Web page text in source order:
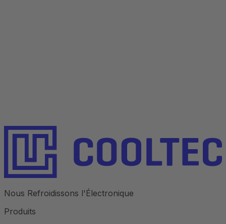
Nous Refroidissons l'Électronique
Produits